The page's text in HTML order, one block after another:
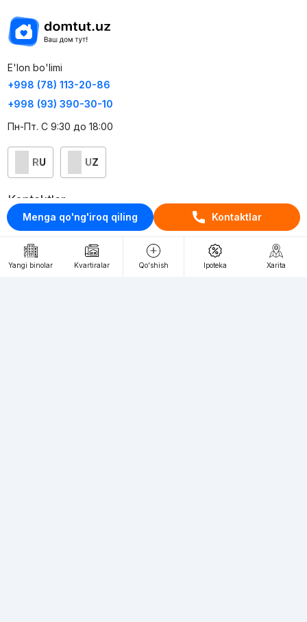
Menga qo'ng'iroq qiling Kontaktlar
Yangi binolar Kvartiralar Qo'shish Ipoteka Xarita
E'lon bo'limi
+998 (78) 113-20-86
+998 (93) 390-30-10
Пн-Пт. С 9:30 до 18:00
RU UZ
Kontaktlar
loyiha haqida
Webnow © loyihasi
Foydalanish shartlari